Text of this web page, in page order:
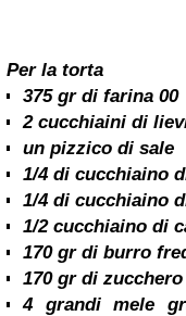
Per la torta
375 gr di farina 00
2 cucchiaini di
un pizzico di sale
1/4 di cucchiaino
1/4 di cucchiaino
1/2 cucchiaino di
170 gr di burro
170 gr di
4 grandi mele